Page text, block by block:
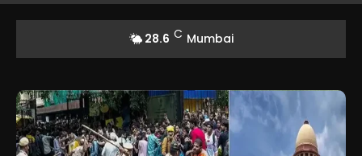
28.6 C Mumbai